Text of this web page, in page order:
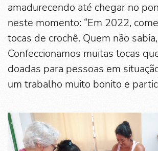
amadurecendo até chegar no
neste momento: “Em 2022,
tocas de crochê. Quem não
Confeccionamos muitas tocas
doadas para pessoas em
um trabalho muito bonito e